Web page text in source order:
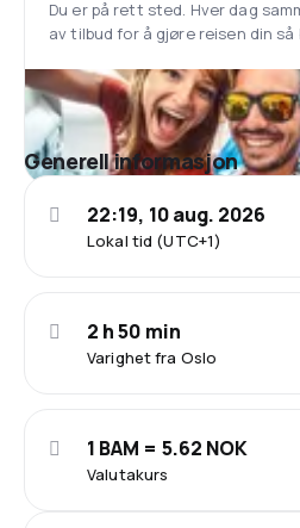
Du er på rett sted. Hver dag
av tilbud for å gjøre reisen din så
Generell informasjon
Lokal tid (UTC+1)
22:19, 10 aug. 2026
Varighet fra Oslo
2 h 50 min
Valutakurs
1 BAM = 5.62 NOK